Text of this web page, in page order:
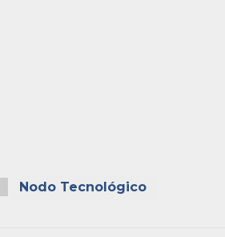
Nodo Tecnológico